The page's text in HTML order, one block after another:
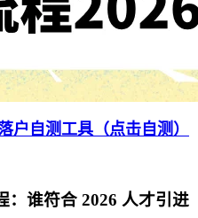
户自测工具（点击自测）
：谁符合 2026 人才引进